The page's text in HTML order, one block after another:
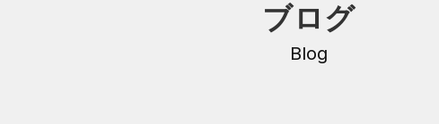
介護支援専門員更新研修
公共職業訓練
ブログ
Blog